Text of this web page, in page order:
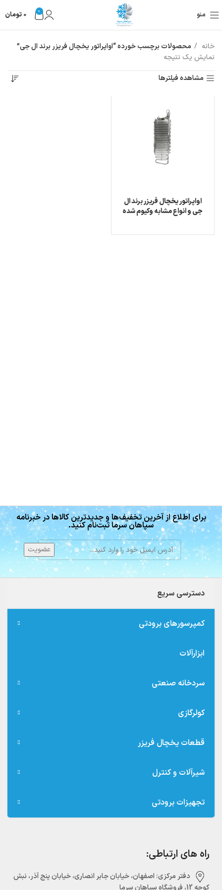
منو 0
0 تومان
خانه
محصولات برچسب خورده “اواپراتور یخچال فریزر برند ال جی”
نمایش یک نتیجه
مشاهده فیلترها
اواپراتور یخچال فریزر برند ال
جی و انواع مشابه وکیوم شده
برای اطلاع از آخرین تخفیف‌ها و جدیدترین کالاها در خبرنامه
سپاهان سرما ثبت‌نام کنید.
دسترسی سریع
کمپرسورهای برودتی
ابزارآلات
سردخانه صنعتی
کولرگازی
قطعات یخچال فریزر
شیرآلات و کنترل
تجهیزات برودتی
راه های ارتباطی:
دفتر مرکزی:‌ اصفهان، خیابان جابر انصاری، خیابان پنج آذر، نبش
کوچه 12، فروشگاه سپاهان سرما